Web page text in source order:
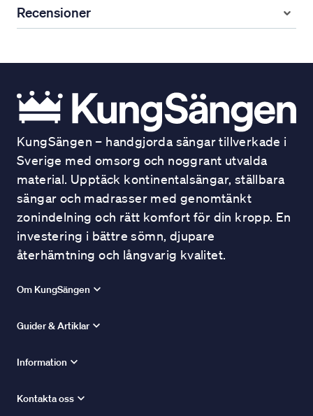
Recensioner
KungSängen – handgjorda sängar tillverkade i
Sverige med omsorg och noggrant utvalda
material. Upptäck kontinentalsängar, ställbara
sängar och madrasser med genomtänkt
zonindelning och rätt komfort för din kropp. En
investering i bättre sömn, djupare
återhämtning och långvarig kvalitet.
Om KungSängen
Guider & Artiklar
Information
Kontakta oss